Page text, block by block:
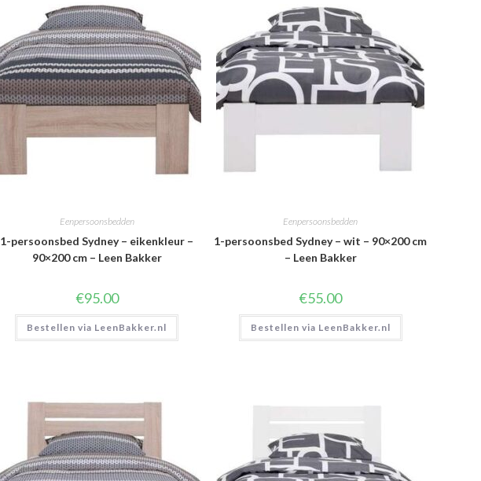
Eenpersoonsbedden
1-persoonsbed Sydney – eikenkleur –
90×200 cm – Leen Bakker
€95.00
Bestellen via LeenBakker.nl
Eenpersoonsbedden
1-persoonsbed Sydney – wit – 90×200 cm
– Leen Bakker
€55.00
Bestellen via LeenBakker.nl